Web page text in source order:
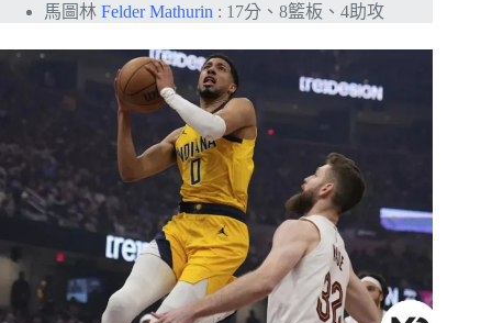
馬圖林 Felder Mathurin : 17分、8籃板、4助攻